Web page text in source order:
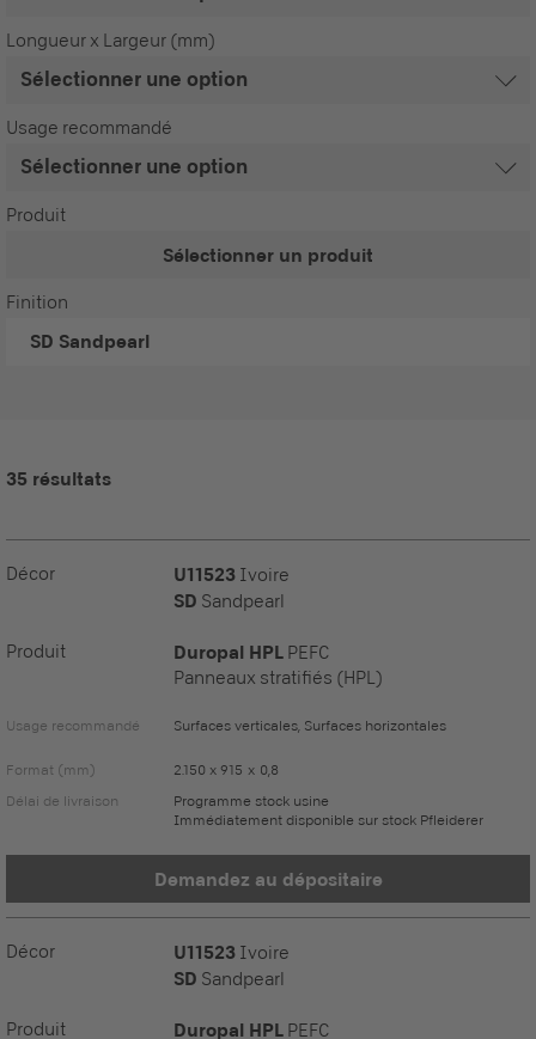
Longueur x Largeur (mm)
Usage recommandé
Produit
Sélectionner un produit
Finition
SD Sandpearl
35 résultats
Décor U11523 Ivoire
SD Sandpearl
Produit Duropal HPL PEFC
Panneaux stratifiés (HPL)
Usage recommandé Surfaces verticales, Surfaces horizontales
Format (mm)
2.150 x 915 x 0,8
Délai de livraison
Programme stock usine
Immédiatement disponible sur stock Pfleiderer
Demandez au dépositaire
Décor U11523 Ivoire
SD Sandpearl
Produit Duropal HPL PEFC